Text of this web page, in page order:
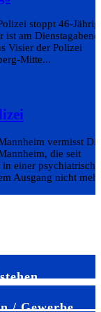
stoppt 46-
ist am
Visier der Polizei
Mitte...
vermisst Die
die seit
einer
Ausgang nicht
/ Gewerbe